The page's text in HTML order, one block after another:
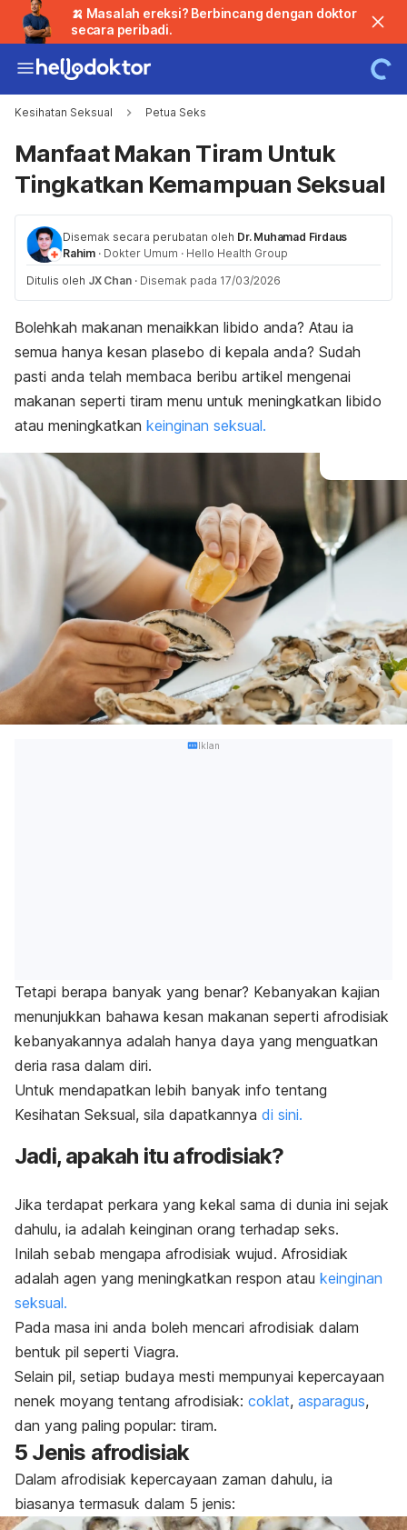
🍌 Masalah ereksi? Berbincang dengan doktor
secara peribadi.
Kesihatan Seksual Petua Seks
Manfaat Makan Tiram Untuk
Tingkatkan Kemampuan Seksual
Disemak secara perubatan oleh Dr. Muhamad Firdaus
Rahim · Dokter Umum · Hello Health Group
Ditulis oleh JX Chan · Disemak pada 17/03/2026
Bolehkah makanan menaikkan libido anda? Atau ia
semua hanya kesan plasebo di kepala anda? Sudah
pasti anda telah membaca beribu artikel mengenai
makanan seperti tiram menu untuk meningkatkan libido
atau meningkatkan keinginan seksual.
Iklan
Tetapi berapa banyak yang benar? Kebanyakan kajian
menunjukkan bahawa kesan makanan seperti afrodisiak
kebanyakannya adalah hanya daya yang menguatkan
deria rasa dalam diri.
Untuk mendapatkan lebih banyak info tentang
Kesihatan Seksual, sila dapatkannya di sini.
Jadi, apakah itu afrodisiak?
Jika terdapat perkara yang kekal sama di dunia ini sejak
dahulu, ia adalah keinginan orang terhadap seks.
Inilah sebab mengapa afrodisiak wujud. Afrosidiak
adalah agen yang meningkatkan respon atau keinginan
seksual.
Pada masa ini anda boleh mencari afrodisiak dalam
bentuk pil seperti Viagra.
Selain pil, setiap budaya mesti mempunyai kepercayaan
nenek moyang tentang afrodisiak: coklat, asparagus,
dan yang paling popular: tiram.
5 Jenis afrodisiak
Dalam afrodisiak kepercayaan zaman dahulu, ia
biasanya termasuk dalam 5 jenis: